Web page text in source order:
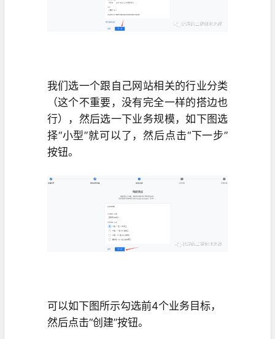
我们选一个跟自己网站相关的行业分类
（这个不重要，没有完全一样的搭边也
行），然后选一下业务规模，如下图选
择“小型”就可以了，然后点击“下一步”
按钮。
可以如下图所示勾选前4个业务目标，
然后点击“创建”按钮。